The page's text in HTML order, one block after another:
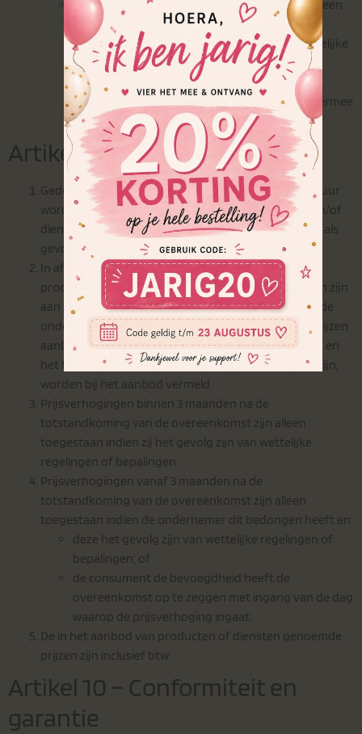
De levering van digitale inhoud anders dan op een
materiële drager, maar alleen als:
de uitvoering is begonnen met uitdrukkelijke
voorafgaande instemming van de
de consument heeft verklaard dat hij hiermee
zijn herroepingsrecht verliest.
Artikel 9 – De prijs
Gedurende de in het aanbod vermelde geldigheidsduur
worden de prijzen van de aangeboden producten en/of
diensten niet verhoogd, behoudens prijswijzigingen als
gevolg van veranderingen in btw-tarieven.
In afwijking van het vorige lid kan de ondernemer
producten of diensten waarvan de prijzen gebonden zijn
aan schommelingen op de financiële markt en waar de
ondernemer geen invloed op heeft, met variabele prijzen
aanbieden. Deze gebondenheid aan schommelingen en
het feit dat eventueel vermelde prijzen richtprijzen zijn,
worden bij het aanbod vermeld.
Prijsverhogingen binnen 3 maanden na de
totstandkoming van de overeenkomst zijn alleen
toegestaan indien zij het gevolg zijn van wettelijke
regelingen of bepalingen.
Prijsverhogingen vanaf 3 maanden na de
totstandkoming van de overeenkomst zijn alleen
toegestaan indien de ondernemer dit bedongen heeft en:
deze het gevolg zijn van wettelijke regelingen of
bepalingen; of
de consument de bevoegdheid heeft de
overeenkomst op te zeggen met ingang van de dag
waarop de prijsverhoging ingaat.
De in het aanbod van producten of diensten genoemde
prijzen zijn inclusief btw.
Artikel 10 – Conformiteit en
garantie